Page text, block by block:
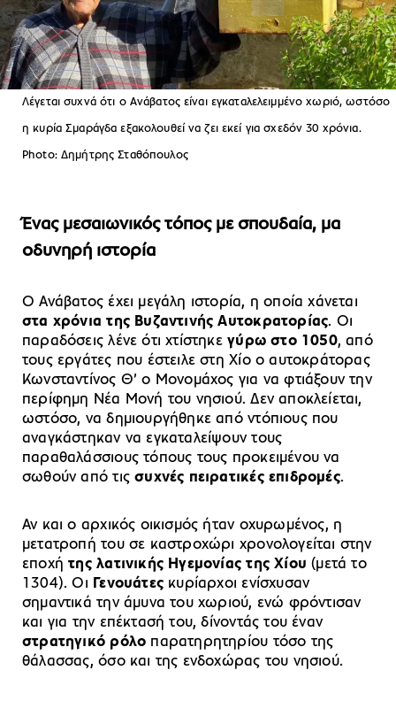
Λέγεται συχνά ότι ο Ανάβατος είναι εγκαταλελειμμένο χωριό, ωστόσο
η κυρία Σμαράγδα εξακολουθεί να ζει εκεί για σχεδόν 30 χρόνια.
Photo: Δημήτρης Σταθόπουλος
Ένας μεσαιωνικός τόπος με σπουδαία, μα
οδυνηρή ιστορία
Ο Ανάβατος έχει μεγάλη ιστορία, η οποία χάνεται
στα χρόνια της Βυζαντινής Αυτοκρατορίας. Οι
παραδόσεις λένε ότι χτίστηκεγύρω στο 1050, από
τους εργάτες που έστειλε στη Χίο ο αυτοκράτορας
Κωνσταντίνος Θ’ ο Μονομάχος για να φτιάξουν την
περίφημη Νέα Μονή του νησιού. Δεν αποκλείεται,
ωστόσο, να δημιουργήθηκε από ντόπιους που
αναγκάστηκαν να εγκαταλείψουν τους
παραθαλάσσιους τόπους τους προκειμένου να
σωθούν από τιςσυχνές πειρατικές επιδρομές.
Αν και ο αρχικός οικισμός ήταν οχυρωμένος, η
μετατροπή του σε καστροχώρι χρονολογείται στην
εποχήτης λατινικής Ηγεμονίας της Χίου (μετά το
1304). Οι Γενουάτες κυρίαρχοι ενίσχυσαν
σημαντικά την άμυνα του χωριού, ενώ φρόντισαν
και για την επέκτασή του, δίνοντάς του έναν
στρατηγικό ρόλο παρατηρητηρίου τόσο της
θάλασσας, όσο και της ενδοχώρας του νησιού.